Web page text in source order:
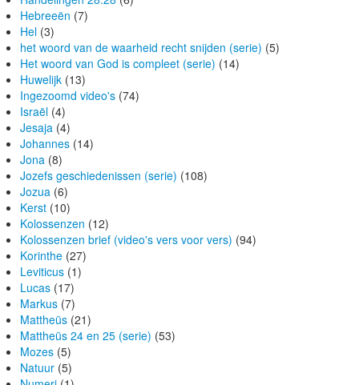
Hebreeën (7)
Hel (3)
het woord van de waarheid recht snijden (serie) (5)
Het woord van God is compleet (serie) (14)
Huwelijk (13)
Ingezoomd video's (74)
Israël (4)
Jesaja (4)
Johannes (14)
Jona (8)
Jozefs geschiedenissen (serie) (108)
Jozua (6)
Kerst (10)
Kolossenzen (12)
Kolossenzen brief (video's vers voor vers) (94)
Korinthe (27)
Leviticus (1)
Lucas (17)
Markus (7)
Mattheüs (21)
Mattheüs 24 en 25 (serie) (53)
Mozes (5)
Natuur (5)